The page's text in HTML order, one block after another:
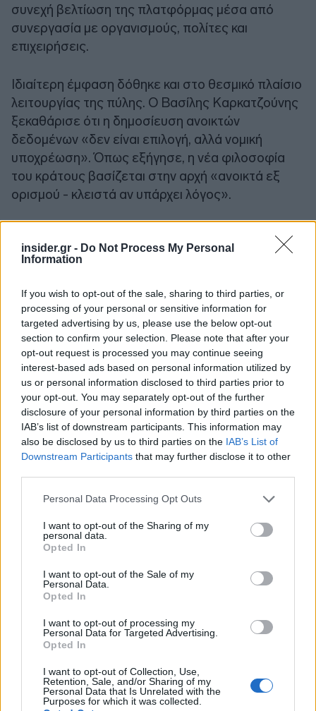
insider.gr - Do Not Process My Personal
Information
If you wish to opt-out of the sale, sharing to third parties, or
processing of your personal or sensitive information for
targeted advertising by us, please use the below opt-out
section to confirm your selection. Please note that after your
opt-out request is processed you may continue seeing
interest-based ads based on personal information utilized by
us or personal information disclosed to third parties prior to
your opt-out. You may separately opt-out of the further
disclosure of your personal information by third parties on the
IAB’s list of downstream participants. This information may
also be disclosed by us to third parties on the IAB’s List of
Downstream Participants that may further disclose it to other
Please note that this website/app uses one or more Google
not limited to your visit or usage behaviour. You may click to
grant or deny consent to Google and its third-party tags to
use your data for below specified purposes in below Google
consent section.
Personal Data Processing Opt Outs
I want to opt-out of the Sharing of my
personal data.
Opted In
I want to opt-out of the Sale of my
Personal Data.
Opted In
I want to opt-out of processing my
Personal Data for Targeted Advertising.
Opted In
I want to opt-out of Collection, Use,
Retention, Sale, and/or Sharing of my
Personal Data that Is Unrelated with the
Purposes for which it was collected.
συνεχή βελτίωση της πλατφόρμας μέσα από
συνεργασία με οργανισμούς, πολίτες και
επιχειρήσεις.
Ιδιαίτερη έμφαση δόθηκε και στο θεσμικό πλαίσιο
λειτουργίας της πύλης. Ο Βασίλης Καρκατζούνης
ξεκαθάρισε ότι η δημοσίευση ανοικτών
δεδομένων «δεν είναι επιλογή, αλλά νομική
υποχρέωση». Όπως εξήγησε, η νέα φιλοσοφία
του κράτους βασίζεται στην αρχή «ανοικτά εξ
ορισμού - κλειστά αν υπάρχει λόγος».
ανοικτά, εκτός αν υπάρχει συγκεκριμένος λόγος
ζητήματα προσωπικών δεδομένων», ανέφερε,
προσθέτοντας ότι πλέον «η εξαίρεση χρειάζεται
αιτιολόγηση» και ότι «το βάρος απόδειξης
αλλάζει χέρια».